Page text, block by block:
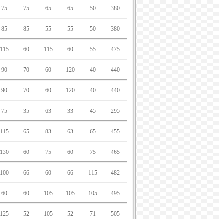
75 75 65 65 50 380
85 85 55 55 50 380
115 60 115 60 55 475
90 70 60 120 40 440
90 70 60 120 40 440
75 35 63 33 45 295
115 65 83 63 65 455
130 60 75 60 75 465
100 66 60 66 115 482
60 60 105 105 105 495
125 52 105 52 71 505